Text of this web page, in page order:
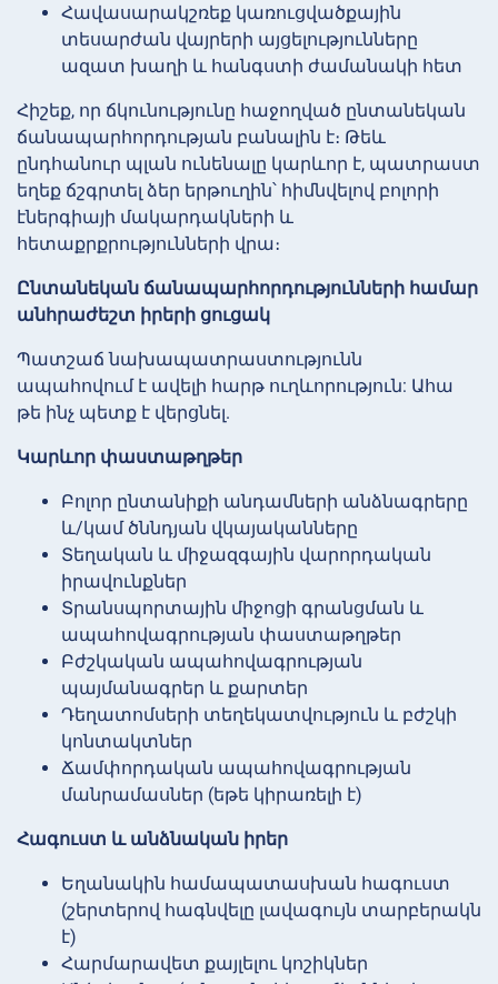
Հավասարակշռեք կառուցվածքային
տեսարժան վայրերի այցելությունները
ազատ խաղի և հանգստի ժամանակի հետ
Հիշեք, որ ճկունությունը հաջողված ընտանեկան
ճանապարհորդության բանալին է։ Թեև
ընդհանուր պլան ունենալը կարևոր է, պատրաստ
եղեք ճշգրտել ձեր երթուղին՝ հիմնվելով բոլորի
էներգիայի մակարդակների և
հետաքրքրությունների վրա։
Ընտանեկան ճանապարհորդությունների համար
անհրաժեշտ իրերի ցուցակ
Պատշաճ նախապատրաստությունն
ապահովում է ավելի հարթ ուղևորություն: Ահա
թե ինչ պետք է վերցնել.
Կարևոր փաստաթղթեր
Բոլոր ընտանիքի անդամների անձնագրերը
և/կամ ծննդյան վկայականները
Տեղական և միջազգային վարորդական
իրավունքներ
Տրանսպորտային միջոցի գրանցման և
ապահովագրության փաստաթղթեր
Բժշկական ապահովագրության
պայմանագրեր և քարտեր
Դեղատոմսերի տեղեկատվություն և բժշկի
կոնտակտներ
Ճամփորդական ապահովագրության
մանրամասներ (եթե կիրառելի է)
Հագուստ և անձնական իրեր
Եղանակին համապատասխան հագուստ
(շերտերով հագնվելը լավագույն տարբերակն
է)
Հարմարավետ քայլելու կոշիկներ